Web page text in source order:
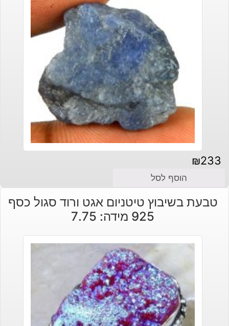
₪233
הוסף לסל
טבעת בשיבוץ טיטניום אגט ורוד סגול כסף
925 מידה: 7.75